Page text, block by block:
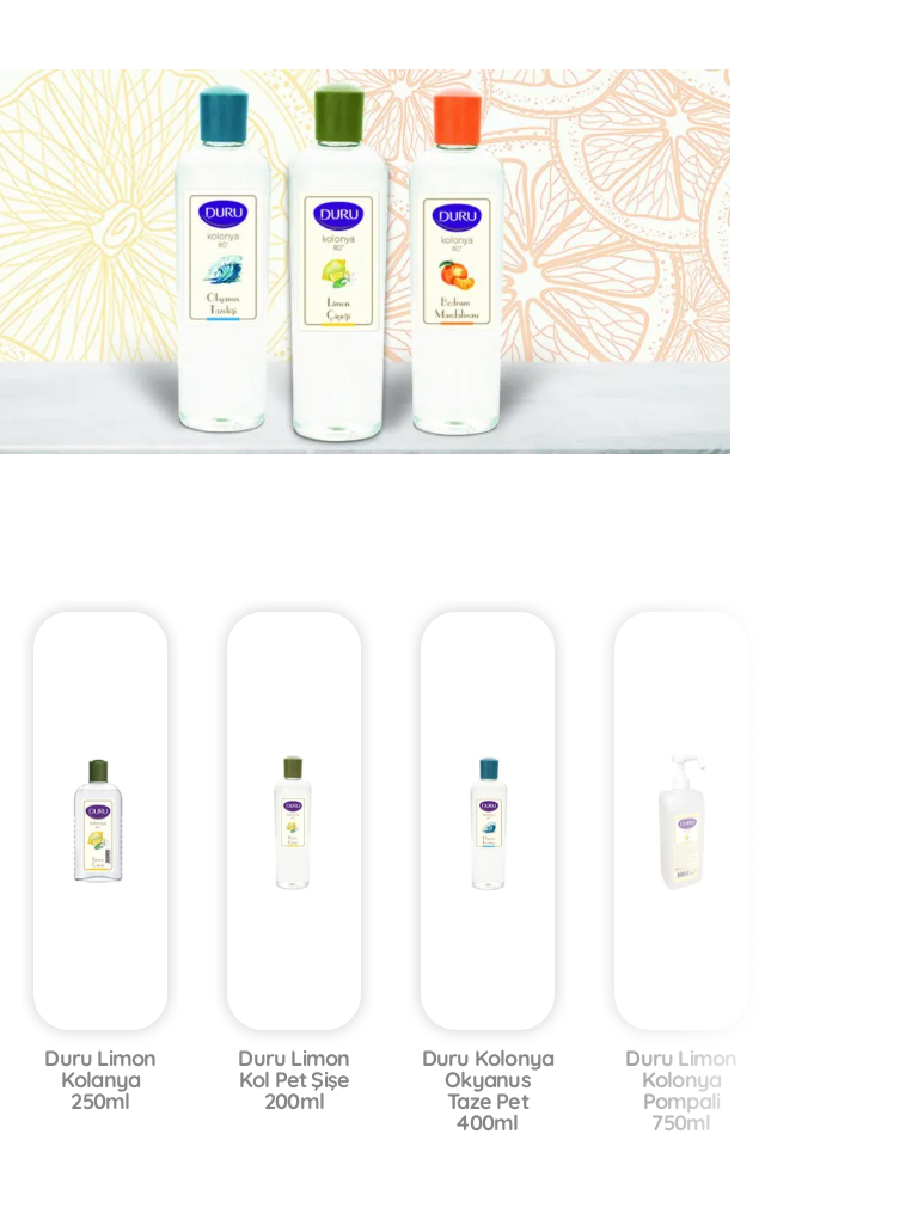
Duru Limon
Kolanya
250ml
Duru Limon
Kol Pet Şişe
200ml
Duru Kolonya
Okyanus
Taze Pet
400ml
Duru Limon
Kolonya
Pompali
750ml